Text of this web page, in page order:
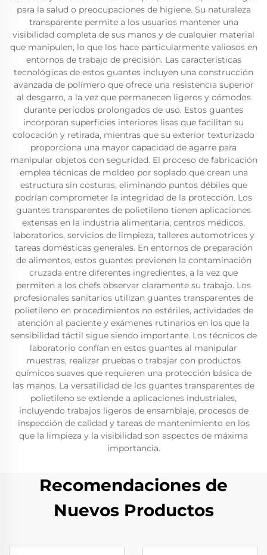
para la salud o preocupaciones de higiene. Su naturaleza
transparente permite a los usuarios mantener una
visibilidad completa de sus manos y de cualquier material
que manipulen, lo que los hace particularmente valiosos en
entornos de trabajo de precisión. Las características
tecnológicas de estos guantes incluyen una construcción
avanzada de polímero que ofrece una resistencia superior
al desgarro, a la vez que permanecen ligeros y cómodos
durante períodos prolongados de uso. Estos guantes
incorporan superficies interiores lisas que facilitan su
colocación y retirada, mientras que su exterior texturizado
proporciona una mayor capacidad de agarre para
manipular objetos con seguridad. El proceso de fabricación
emplea técnicas de moldeo por soplado que crean una
estructura sin costuras, eliminando puntos débiles que
podrían comprometer la integridad de la protección. Los
guantes transparentes de polietileno tienen aplicaciones
extensas en la industria alimentaria, centros médicos,
laboratorios, servicios de limpieza, talleres automotrices y
tareas domésticas generales. En entornos de preparación
de alimentos, estos guantes previenen la contaminación
cruzada entre diferentes ingredientes, a la vez que
permiten a los chefs observar claramente su trabajo. Los
profesionales sanitarios utilizan guantes transparentes de
polietileno en procedimientos no estériles, actividades de
atención al paciente y exámenes rutinarios en los que la
sensibilidad táctil sigue siendo importante. Los técnicos de
laboratorio confían en estos guantes al manipular
muestras, realizar pruebas o trabajar con productos
químicos suaves que requieren una protección básica de
las manos. La versatilidad de los guantes transparentes de
polietileno se extiende a aplicaciones industriales,
incluyendo trabajos ligeros de ensamblaje, procesos de
inspección de calidad y tareas de mantenimiento en los
que la limpieza y la visibilidad son aspectos de máxima
importancia.
Recomendaciones de
Nuevos Productos